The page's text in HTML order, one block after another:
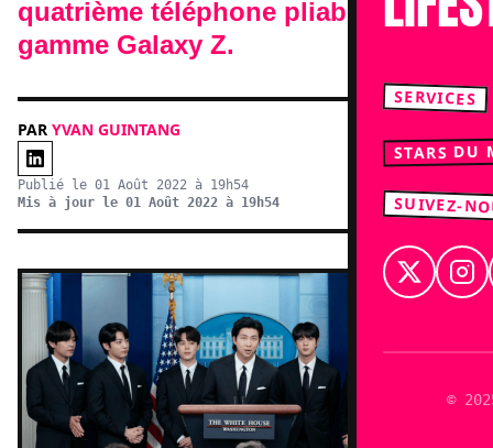
SERVICES
STARS DU
SUIVEZ-
©
quatrième téléphone pliable de la
gamme Galaxy Z.
PAR YVAN GUINTANG
Publié le 01 Août 2022 à 19h54
Mis à jour le 01 Août 2022 à 19h54